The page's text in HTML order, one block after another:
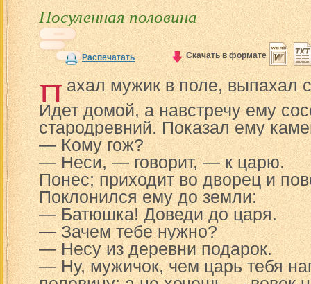
Посуленная половина
Распечатать Скачать в формате
Пахал мужик в поле, выпахал
Идет домой, а навстречу ему
стародревний. Показал ему
— Кому гож?
— Неси, — говорит, — к царю.
Понес; приходит во дворец и
Поклонился ему до земли:
— Батюшка! Доведи до царя.
— Зачем тебе нужно?
— Несу из деревни подарок.
— Ну, мужичок, чем царь тебя